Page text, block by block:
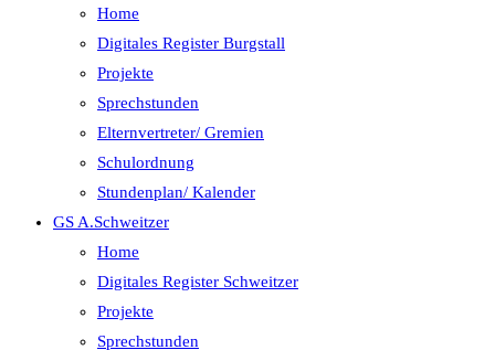
Home
Digitales Register Burgstall
Projekte
Sprechstunden
Elternvertreter/ Gremien
Schulordnung
Stundenplan/ Kalender
GS A.Schweitzer
Home
Digitales Register Schweitzer
Projekte
Sprechstunden